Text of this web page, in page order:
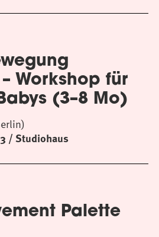
Workshop für
(3–8 Mo)
/ Studiohaus
Palette